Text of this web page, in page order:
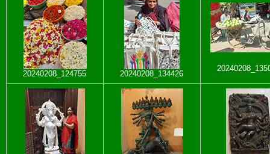
20240208_124755 20240208_134426